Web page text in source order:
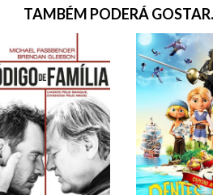
TAMBÉM PODERÁ